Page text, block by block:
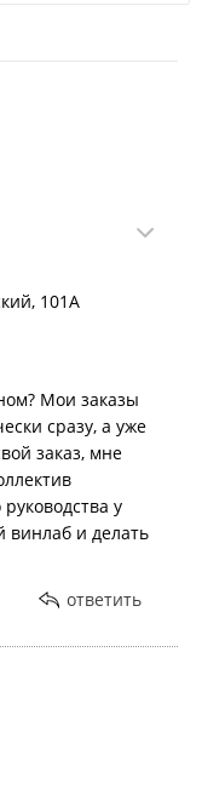
101А
Мои заказы
сразу, а уже
заказ, мне
у
винлаб и делать
ответить